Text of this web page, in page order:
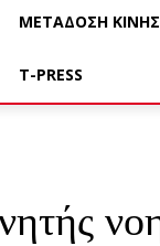
ΜΕΤΑΔΟΣΗ
T-PRESS